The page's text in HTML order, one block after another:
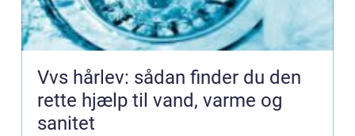
Vvs hårlev: sådan finder du den
rette hjælp til vand, varme og
sanitet